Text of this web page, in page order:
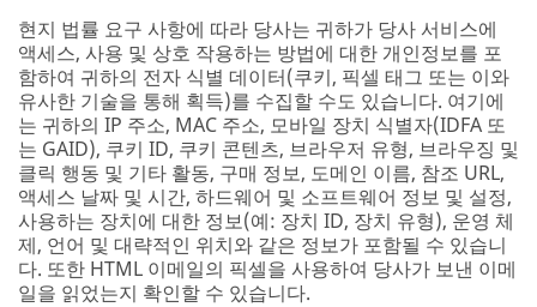
현지 법률 요구 사항에 따라 당사는 귀하가 당사 서비스에
액세스, 사용 및 상호 작용하는 방법에 대한 개인정보를 포
함하여 귀하의 전자 식별 데이터(쿠키, 픽셀 태그 또는 이와
유사한 기술을 통해 획득)를 수집할 수도 있습니다. 여기에
는 귀하의 IP 주소, MAC 주소, 모바일 장치 식별자(IDFA 또
는 GAID), 쿠키 ID, 쿠키 콘텐츠, 브라우저 유형, 브라우징 및
클릭 행동 및 기타 활동, 구매 정보, 도메인 이름, 참조 URL,
액세스 날짜 및 시간, 하드웨어 및 소프트웨어 정보 및 설정,
사용하는 장치에 대한 정보(예: 장치 ID, 장치 유형), 운영 체
제, 언어 및 대략적인 위치와 같은 정보가 포함될 수 있습니
다. 또한 HTML 이메일의 픽셀을 사용하여 당사가 보낸 이메
일을 읽었는지 확인할 수 있습니다.